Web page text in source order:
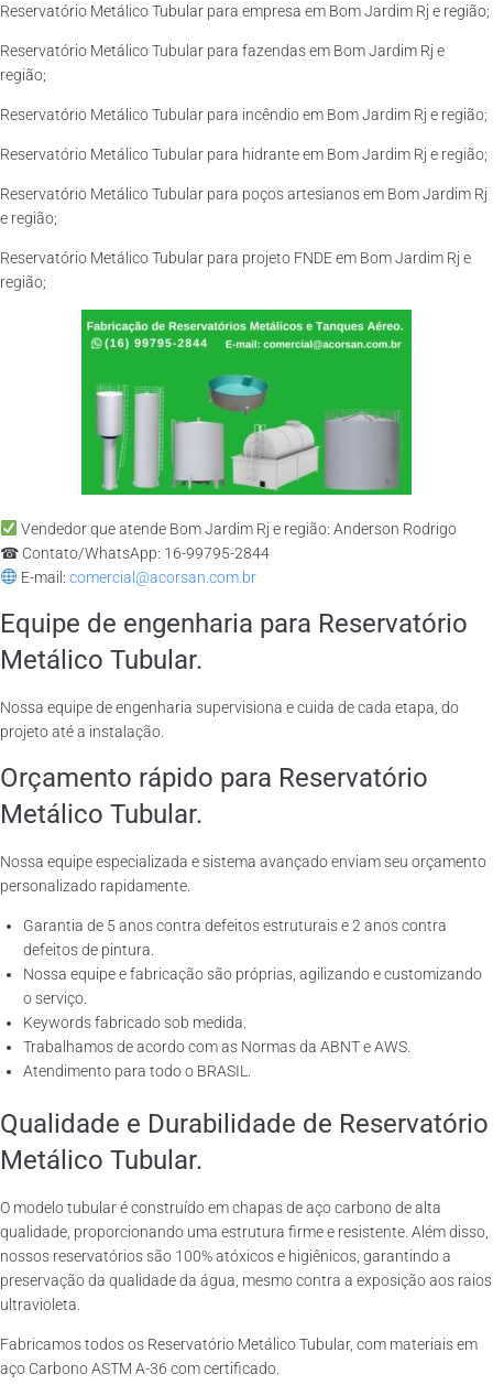
Reservatório Metálico Tubular para empresa em Bom Jardim Rj e região;
Reservatório Metálico Tubular para fazendas em Bom Jardim Rj e
região;
Reservatório Metálico Tubular para incêndio em Bom Jardim Rj e região;
Reservatório Metálico Tubular para hidrante em Bom Jardim Rj e região;
Reservatório Metálico Tubular para poços artesianos em Bom Jardim Rj
e região;
Reservatório Metálico Tubular para projeto FNDE em Bom Jardim Rj e
região;
Vendedor que atende Bom Jardim Rj e região: Anderson Rodrigo
☎ Contato/WhatsApp: 16-99795-2844
E-mail: comercial@acorsan.com.br
Equipe de engenharia para Reservatório
Metálico Tubular.
Nossa equipe de engenharia supervisiona e cuida de cada etapa, do
projeto até a instalação.
Orçamento rápido para Reservatório
Metálico Tubular.
Nossa equipe especializada e sistema avançado enviam seu orçamento
personalizado rapidamente.
Garantia de 5 anos contra defeitos estruturais e 2 anos contra
defeitos de pintura.
Nossa equipe e fabricação são próprias, agilizando e customizando
o serviço.
Keywords fabricado sob medida.
Trabalhamos de acordo com as Normas da ABNT e AWS.
Atendimento para todo o BRASIL.
Qualidade e Durabilidade de Reservatório
Metálico Tubular.
O modelo tubular é construído em chapas de aço carbono de alta
qualidade, proporcionando uma estrutura firme e resistente. Além disso,
nossos reservatórios são 100% atóxicos e higiênicos, garantindo a
preservação da qualidade da água, mesmo contra a exposição aos raios
ultravioleta.
Fabricamos todos os Reservatório Metálico Tubular, com materiais em
aço Carbono ASTM A-36 com certificado.